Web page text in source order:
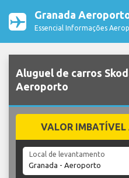
Granada
Essencial Informações
Aluguel de carros
Aeroporto
VALOR IMBATÍVEL
Local de levantamento